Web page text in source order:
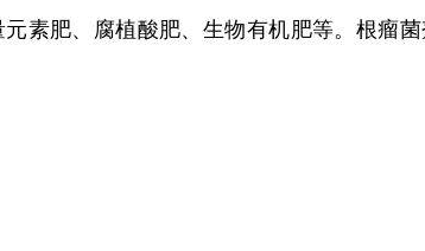
素肥、腐植酸肥、生物有机肥等。根瘤